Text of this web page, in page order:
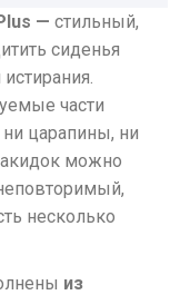
—стильный,
сиденья
части
царапины, ни
можно
несколько
из